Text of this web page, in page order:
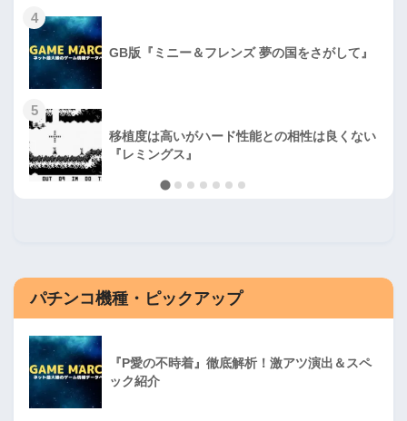
4
GB版『ミニー＆フレンズ 夢の国をさがして』
5
移植度は高いがハード性能との相性は良くない
『レミングス』
パチンコ機種・ピックアップ
『P愛の不時着』徹底解析！激アツ演出＆スペ
ック紹介